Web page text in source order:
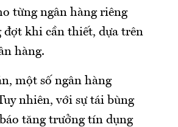
từng ngân hàng riêng
đợt khi cần thiết, dựa trên
hàng.
một số ngân hàng
nhiên, với sự tái bùng
tăng trưởng tín dụng